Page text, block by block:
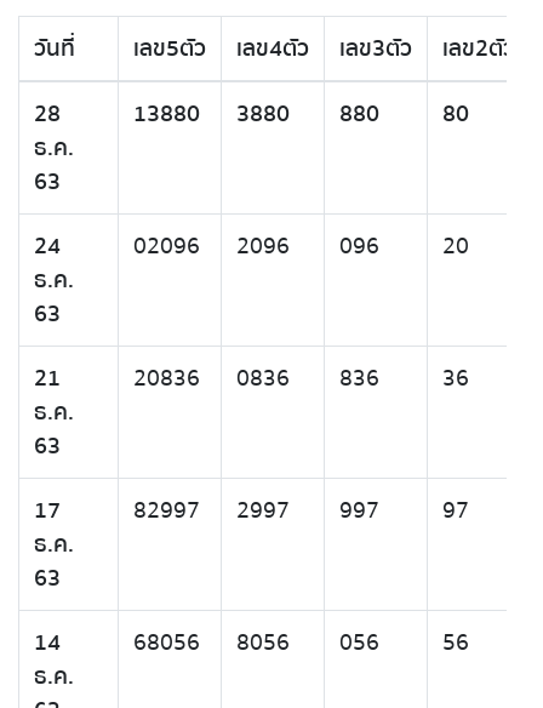
วันที่ เลข5ตัว เลข4ตัว เลข3ตัว
เลข2ตัว
28
ธ.ค.
63
13880 3880 880 80
24
ธ.ค.
63
02096 2096 096 20
21
ธ.ค.
63
20836 0836 836 36
17
ธ.ค.
63
82997 2997 997 97
14
ธ.ค.
68056 8056 056 56